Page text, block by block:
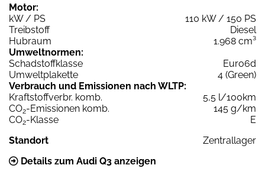
Motor:
kW / PS
110 kW / 150 PS
Treibstoff
Diesel
Hubraum
1.968 cm³
Umweltnormen:
Schadstoffklasse
Euro6d
Umweltplakette
4 (Green)
Verbrauch und Emissionen nach WLTP:
Kraftstoffverbr. komb.
5,5 l/100km
CO2-Emissionen komb.
145 g/km
CO2-Klasse
E
Standort
Zentrallager
Details zum Audi Q3 anzeigen